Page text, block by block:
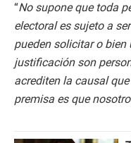
“No supone que toda
electoral es sujeto a
pueden solicitar o
justificación son
acrediten la causal
premisa es que